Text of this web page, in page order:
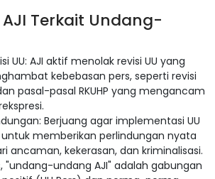
Terkait Undang-
UU: AJI aktif menolak revisi UU yang
kebebasan pers, seperti revisi
pasal-pasal RKUHP yang mengancam
Berjuang agar implementasi UU
untuk memberikan perlindungan nyata
ancaman, kekerasan, dan kriminalisasi.
"undang-undang AJI" adalah gabungan